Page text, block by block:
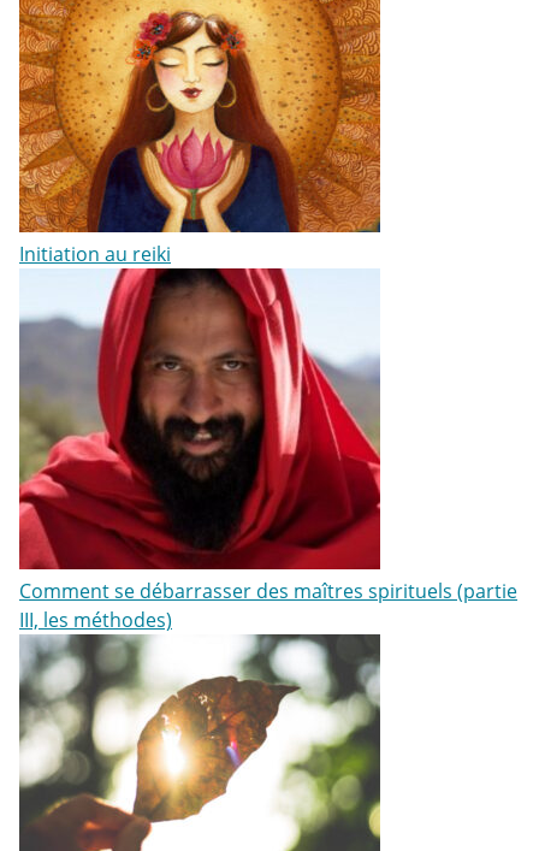
Initiation au reiki
Comment se débarrasser des maîtres spirituels (partie
III, les méthodes)